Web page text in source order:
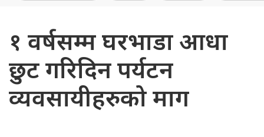
१ वर्षसम्म घरभाडा आधा
छुट गरिदिन पर्यटन
व्यवसायीहरुको माग